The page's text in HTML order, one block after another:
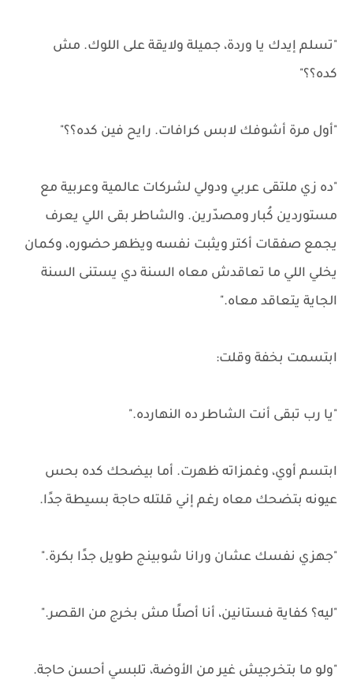
"تسلم إيدك يا وردة، جميلة ولايقة على اللوك. مش
كده؟؟"
"أول مرة أشوفك لابس كرافات. رايح فين كده؟؟"
"ده زي ملتقى عربي ودولي لشركات عالمية وعربية مع
مستوردين كُبار ومصدّرين. والشاطر بقى اللي يعرف
يجمع صفقات أكتر ويثبت نفسه ويظهر حضوره، وكمان
يخلي اللي ما تعاقدش معاه السنة دي يستنى السنة
الجاية يتعاقد معاه."
ابتسمت بخفة وقلت:
"يا رب تبقى أنت الشاطر ده النهارده."
ابتسم أوي، وغمزاته ظهرت. أما بيضحك كده بحس
عيونه بتضحك معاه رغم إني قلتله حاجة بسيطة جدًا.
"جهزي نفسك عشان ورانا شوبينج طويل جدًا بكرة."
"ليه؟ كفاية فستانين، أنا أصلًا مش بخرج من القصر."
"ولو ما بتخرجيش غير من الأوضة، تلبسي أحسن حاجة.